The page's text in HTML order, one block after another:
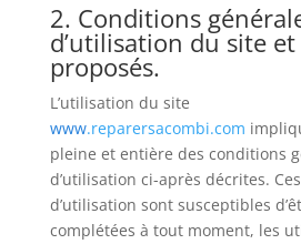
2. Conditions
d’utilisation du site et
proposés.
L’utilisation du site
www.reparersacombi.com
pleine et entière des conditions
d’utilisation ci-après décrites.
d’utilisation sont susceptibles
complétées à tout moment, les